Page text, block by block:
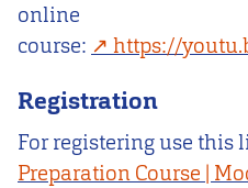
online
course:
https://
Registration
For registering use this
Preparation Course |